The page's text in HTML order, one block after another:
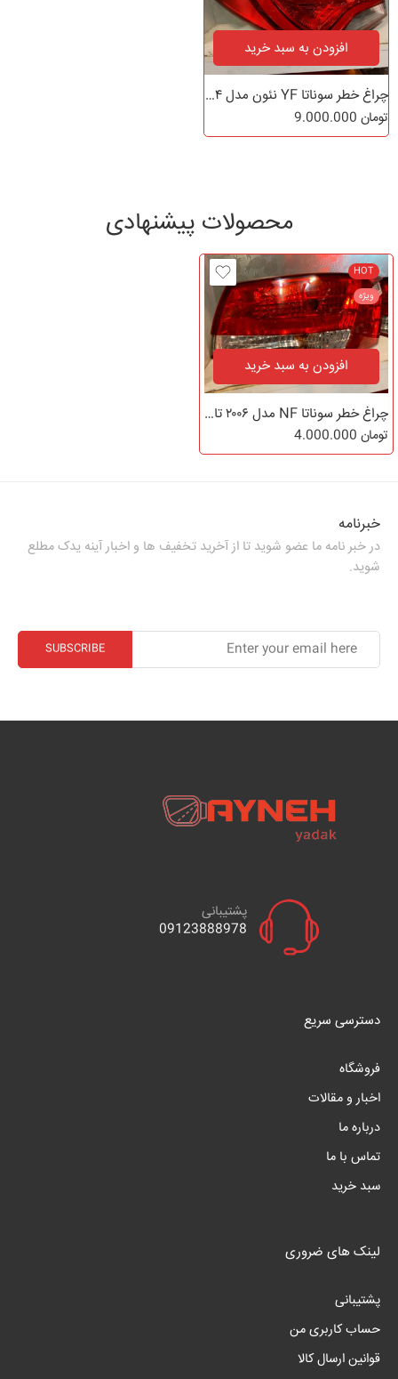
افزودن به سبد خرید
چراغ خطر سوناتا YF نئون مدل ۲۰۱۴
تومان
محصولات پیشنهادی
HOT
ویژه
افزودن به سبد خرید
چراغ خطر سوناتا NF مدل ۲۰۰۶ تا ۲۰۱۰
تومان
خبرنامه
در خبر نامه ما عضو شوید تا از آخرید تخفیف ها و اخبار آینه یدک مطلع
شوید.
پشتیبانی
09123888978
دسترسی سریع
فروشگاه
اخبار و مقالات
درباره ما
تماس با ما
سبد خرید
لینک های ضروری
پشتیبانی
حساب کاربری من
قوانین ارسال کالا